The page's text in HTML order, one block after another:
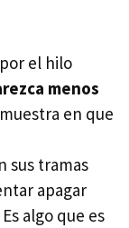
el hilo
menos
en que
sus tramas
apagar
algo que es